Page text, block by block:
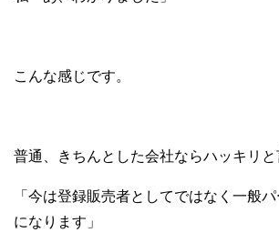
こんな感じです。
普通、きちんとした会社ならハッキリと
「今は登録販売者としてではなく一般
になります」